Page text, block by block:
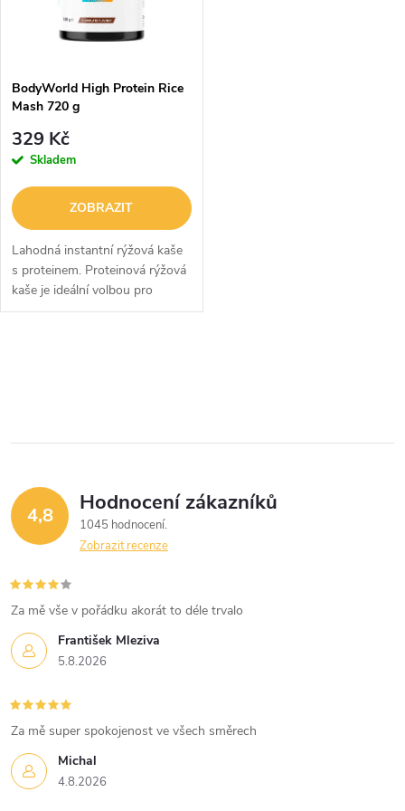
p
r
o
d
u
s
p
r
o
d
u
ů
BodyWorld High Protein Rice
Mash 720 g
329 Kč
Skladem
ZOBRAZIT
Lahodná instantní rýžová kaše
s proteinem. Proteinová rýžová
kaše je ideální volbou pro
každého, kdo hledá rychlý a
l
d
a
c
í
p
r
v
k
y
4,8 Hodnocení zákazníků
1045 hodnocení
Zobrazit recenze
František Mleziva
5.8.2026
Za mě vše v pořádku akorát to déle trvalo
Michal
4.8.2026
Za mě super spokojenost ve všech směrech